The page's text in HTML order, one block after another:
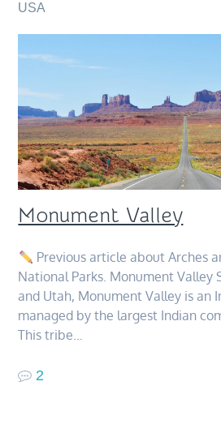
USA
Monument Valley
Previous article about Arches
National Parks. Monument Valley
and Utah, Monument Valley is an
managed by the largest Indian
This tribe…
2